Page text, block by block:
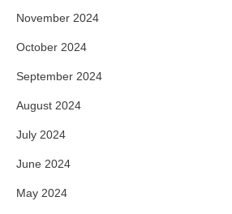
November 2024
October 2024
September 2024
August 2024
July 2024
June 2024
May 2024